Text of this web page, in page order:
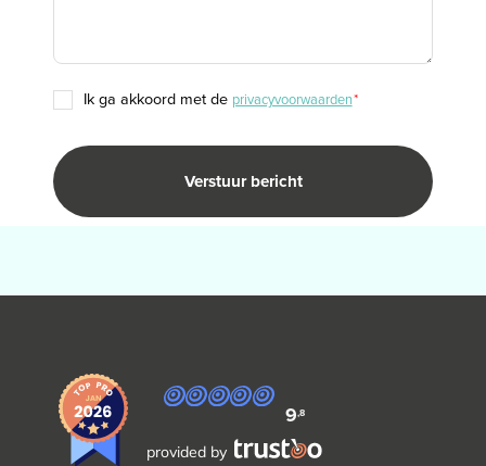
TOESTEMMING
ik ga akkoord met de privacyvoorwaarden*
9,8
provided by